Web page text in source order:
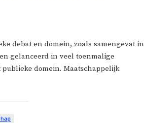
debat en domein, zoals samengevat in
gelanceerd in veel toenmalige
domein. Maatschappelijk